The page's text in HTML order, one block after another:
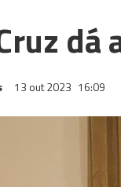
dá
13 out 2023 16:09